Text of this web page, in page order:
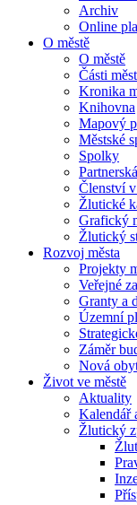
Archiv
Online
O městě
O městě
Části
Kronika
Knihovna
Mapový
Městské
Spolky
Členství
Žlutické
Grafický
Žlutický
Rozvoj města
Projekty
Veřejné
Granty a
Územní
Záměr
Nová
Život ve městě
Aktuality
Kalendář
Žlutický